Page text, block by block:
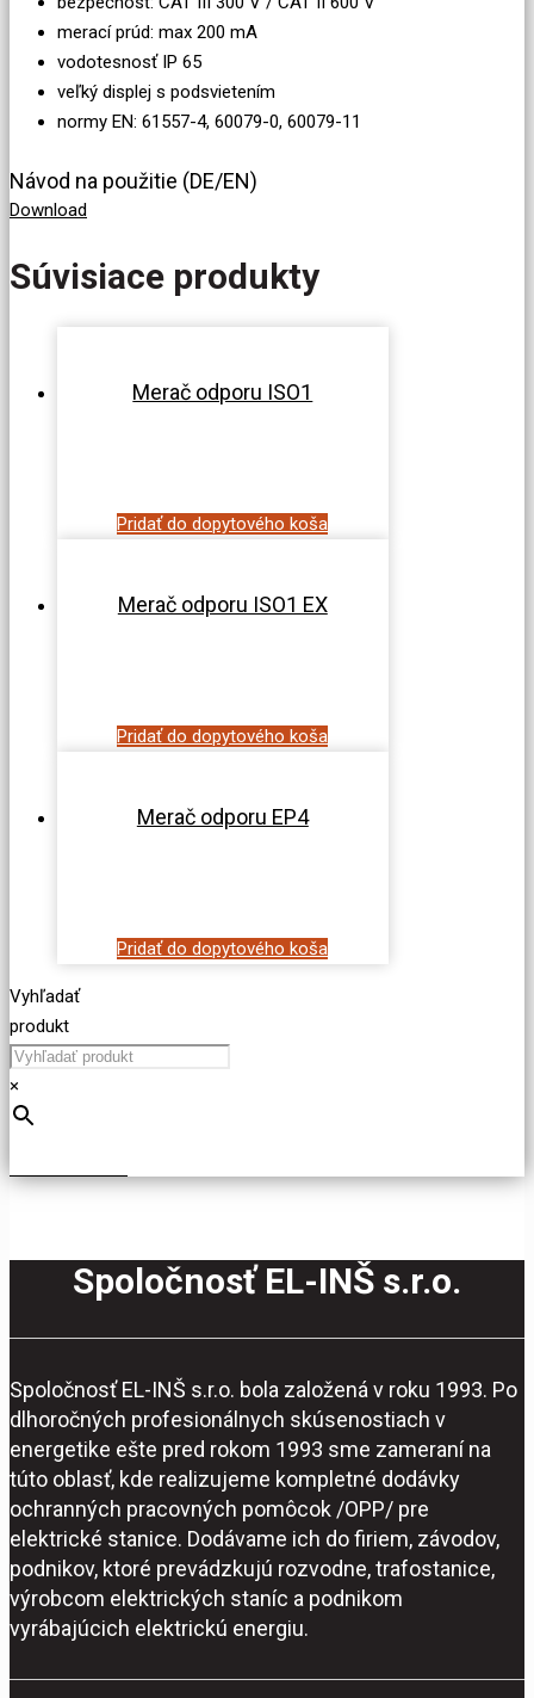
merací prúd: max 200 mA
vodotesnosť IP 65
veľký displej s podsvietením
normy EN: 61557-4, 60079-0, 60079-11
Návod na použitie (DE/EN)
Download
Súvisiace produkty
Merač odporu ISO1
Pridať do dopytového koša
Merač odporu ISO1 EX
Pridať do dopytového koša
Merač odporu EP4
Pridať do dopytového koša
Vyhľadať
produkt
×
Spoločnosť EL-INŠ s.r.o.
Spoločnosť EL-INŠ s.r.o. bola založená v roku 1993. Po
dlhoročných profesionálnych skúsenostiach v
energetike ešte pred rokom 1993 sme zameraní na
túto oblasť, kde realizujeme kompletné dodávky
ochranných pracovných pomôcok /OPP/ pre
elektrické stanice. Dodávame ich do firiem, závodov,
podnikov, ktoré prevádzkujú rozvodne, trafostanice,
výrobcom elektrických staníc a podnikom
vyrábajúcich elektrickú energiu.